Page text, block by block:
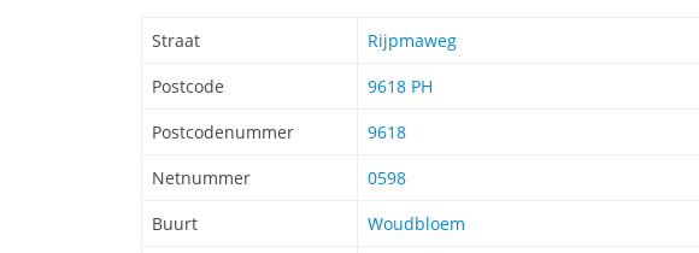
Straat
Rijpmaweg
Postcode
9618 PH
Postcodenummer
9618
Netnummer
0598
Buurt
Woudbloem